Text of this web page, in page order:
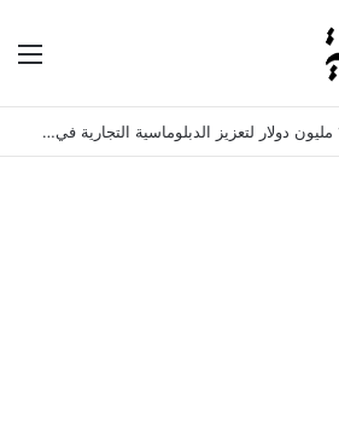
منحة بقيمة تتجاوز 1.5 مليون دولار لتعزيز الدبلوماسية التجارية في تونس!